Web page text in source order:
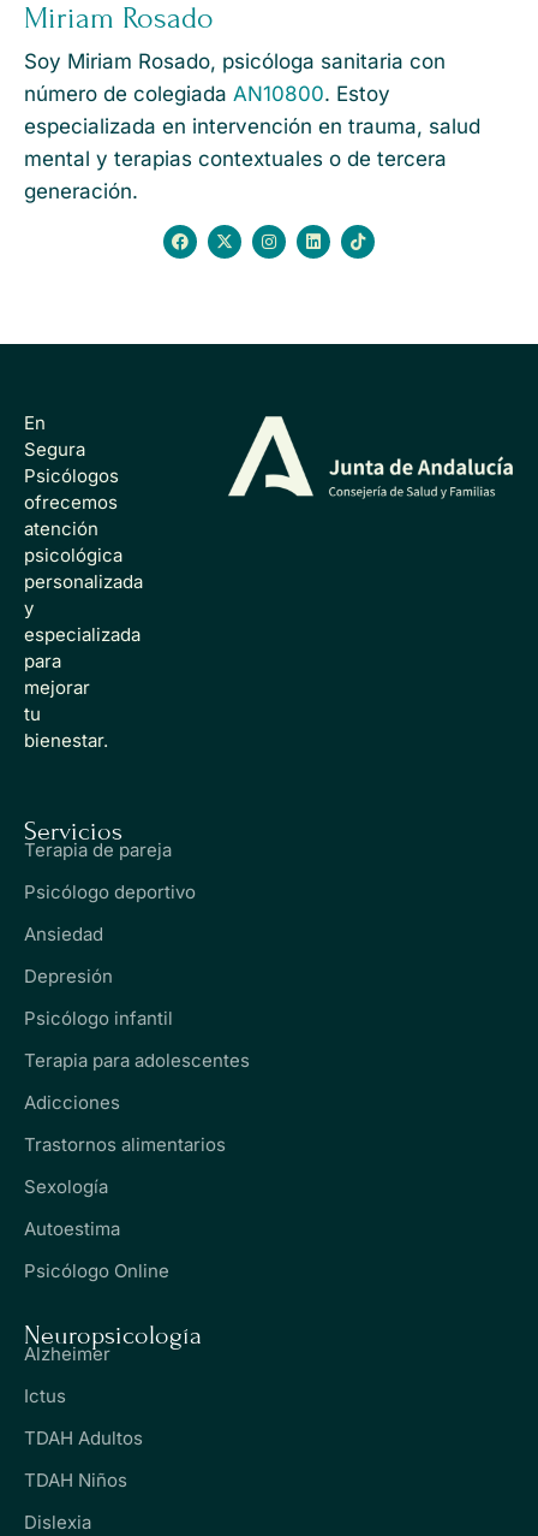
Miriam Rosado
Soy Miriam Rosado, psicóloga sanitaria con
número de colegiada AN10800. Estoy
especializada en intervención en trauma, salud
mental y terapias contextuales o de tercera
generación.
En
Segura
Psicólogos
ofrecemos
atención
psicológica
personalizada
y
especializada
para
mejorar
tu
bienestar.
Servicios
Terapia de pareja
Psicólogo deportivo
Ansiedad
Depresión
Psicólogo infantil
Terapia para adolescentes
Adicciones
Trastornos alimentarios
Sexología
Autoestima
Psicólogo Online
Neuropsicología
Alzheimer
Ictus
TDAH Adultos
TDAH Niños
Dislexia